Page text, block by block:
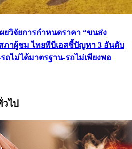
ยวิจัยการกำหนดราคา “ขนส่ง
ภาผู้ชม ไทยพีบีเอสชี้ปัญหา 3 อันดับ
ถไม่ได้มาตรฐาน-รถไม่เพียงพอ
ไป